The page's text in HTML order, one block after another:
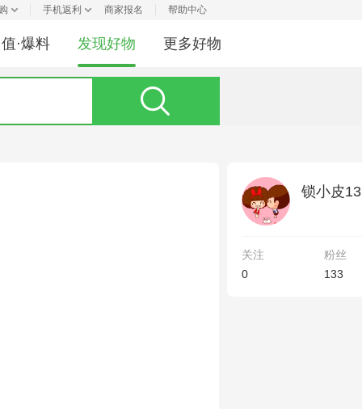
手机返利 商家报名 帮助中心
值·爆料 发现好物 更多好物
锁小皮
关注
0
粉丝
133